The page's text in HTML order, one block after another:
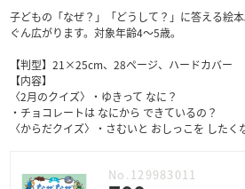
子どもの「なぜ？」「どうして？」に答える絵
ぐん広がります。対象年齢4～5歳。
【判型】21×25cm、28ページ、ハードカバー
【内容】
〈2月のクイズ〉・ゆきって なに？
・チョコレートは なにから できているの？
〈からだクイズ〉・さむいと おしっこを した
No.129983011